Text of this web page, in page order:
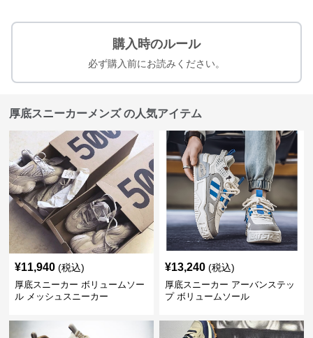
購入時のルール
必ず購入前にお読みください。
厚底スニーカーメンズ の人気アイテム
¥11,940 (税込)
厚底スニーカー ボリュームソー
ル メッシュスニーカー
¥13,240 (税込)
厚底スニーカー アーバンステッ
プ ボリュームソール